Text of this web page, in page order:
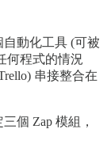
動化工具 (可被
何程式的情況
串接整合在
個 Zap 模組，